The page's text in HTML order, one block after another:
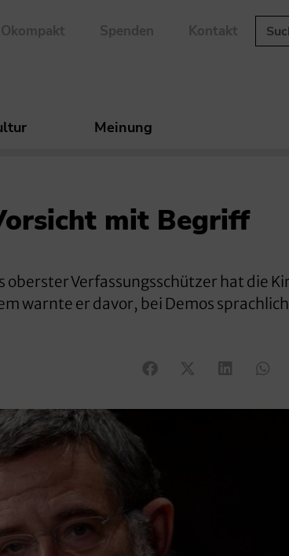
Spenden Kontakt
Meinung
mit Begriff
oberster Verfassungsschützer hat die
warnte er davor, bei Demos